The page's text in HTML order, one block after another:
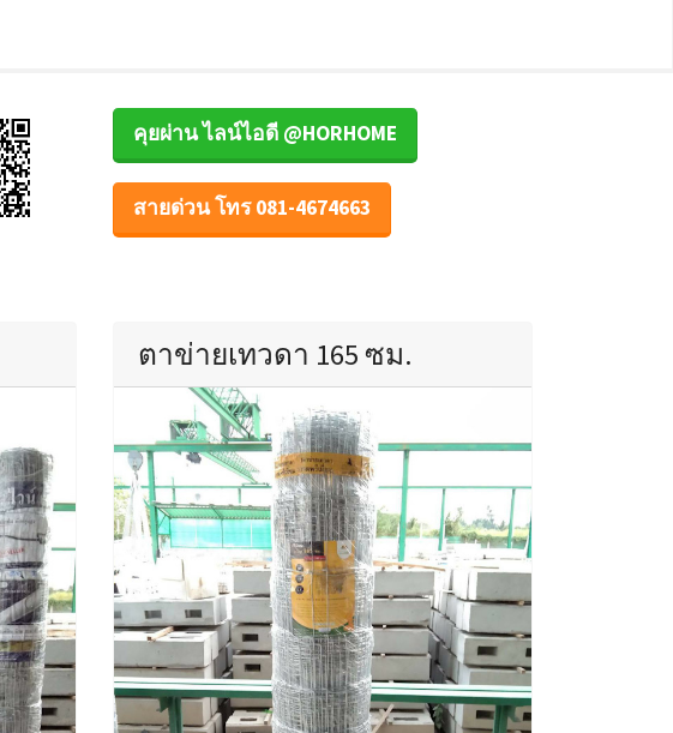
คุยผ่าน ไลน์ไอดี @HORHOME
สายด่วน โทร 081-4674663
ตาข่ายเทวดา 165 ซม.